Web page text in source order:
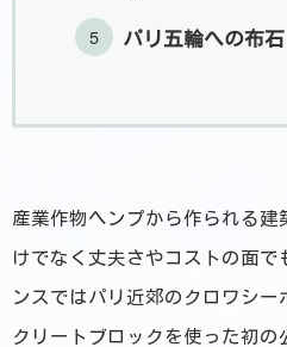
パリ五輪への布石
産業作物ヘンプから作られる建
けでなく丈夫さやコストの面で
ンスではパリ近郊のクロワシ
クリートブロックを使った初の